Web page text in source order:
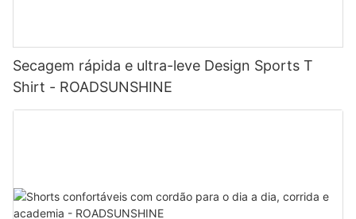
Secagem rápida e ultra-leve Design Sports T
Shirt - ROADSUNSHINE